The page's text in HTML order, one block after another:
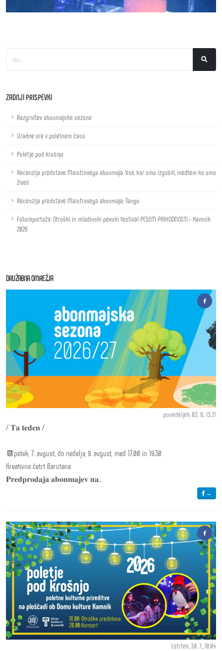
ZADNJI PRISPEVKI
Razgrnitev abonmajske sezone
Uradne ure v poletnem času
Poletje pod krošnjo
Recenzija predstave Maistrovega abonmaja: Vse, kar smo izgubili, medtem ko smo
živeli
Recenzija predstave Maistrovega abonmaja: Tango
Fotoreportaža: Otroški in mladinski pevski festival PESEM PRIHODNOSTI - Kamnik
2026
DRUŽABNA OMREŽJA
ponedeljek, 03. 8., 13.31
/ 𝐓𝐚 𝐭𝐞𝐝𝐞𝐧 /
📆petek, 7. avgust, do nedelja, 9. avgust, med 17.00 in 19.30
Kreativna četrt Barutana
𝐏𝐫𝐞𝐝𝐩𝐫𝐨𝐝𝐚𝐣𝐚 𝐚𝐛𝐨𝐧𝐦𝐚𝐣𝐞𝐯 𝐧𝐚...
→
četrtek, 30. 7., 10.04